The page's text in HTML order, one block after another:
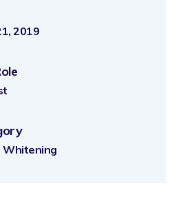
2019
Whitening